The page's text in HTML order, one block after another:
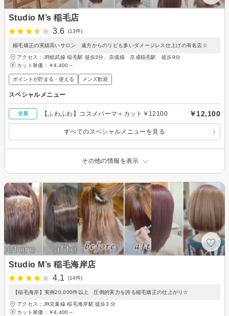
Studio M’s 稲毛店
3.6
(13件)
縮毛矯正の実績高いサロン 遠方からのリピも多いダメージレス仕上げの有名店☆
アクセス：JR総武線 稲毛駅 徒歩3分、京成線 京成稲毛駅 徒歩9分
カット単価： ￥4,400～
ポイントが貯まる・使える メンズ歓迎
スペシャルメニュー
全員 【ふわふわ】コスメパーマ＋カット￥12100 ￥12,100
すべてのスペシャルメニューを見る
その他の情報を表示
Studio M’s 稲毛海岸店
4.1
(14件)
【稲毛海岸】実例20,000件以上 圧倒的実力を誇る縮毛矯正の仕上がり☆
アクセス：JR京葉線 稲毛海岸駅 徒歩3 分
カット単価： ￥4,400～